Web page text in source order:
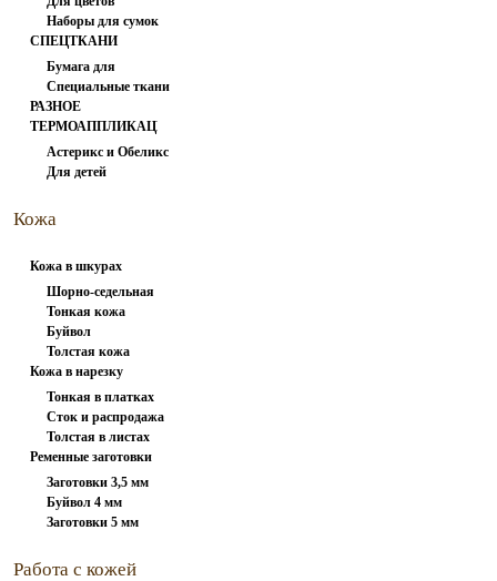
вспарыватели
Наборы для сумок
СПЕЦТКАНИ
Бумага для
заморозки
Специальные ткани
РАЗНОЕ
ТЕРМОАППЛИКАЦИЯ
Астерикс и Обеликс
1
Для детей
Кожа
Кожа в шкурах
Шорно-седельная
Тонкая кожа
Буйвол
Толстая кожа
Кожа в нарезку
Тонкая в платках
Сток и распродажа
Толстая в листах
Ременные заготовки
Заготовки 3,5 мм
Буйвол 4 мм
Заготовки 5 мм
Работа с кожей